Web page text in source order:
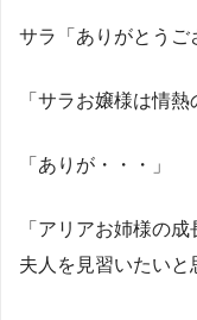
サラ「ありがとうご
「サラお嬢様は情
「ありが・・・」
「アリアお姉様の
夫人を見習いたいと